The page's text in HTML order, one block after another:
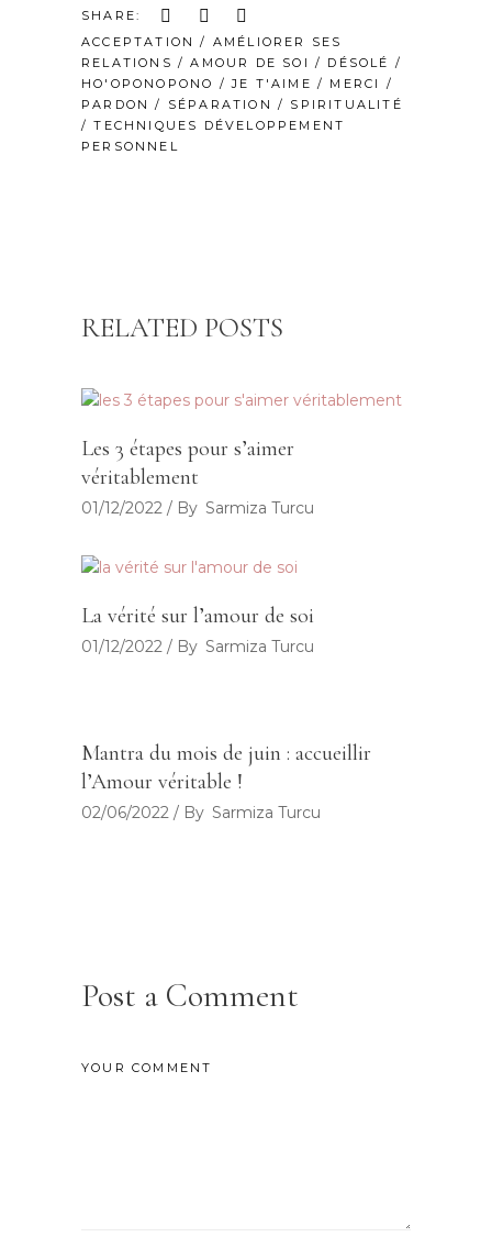
SHARE:
ACCEPTATION / AMÉLIORER SES
RELATIONS /AMOUR DE SOI / DÉSOLÉ /
HO'OPONOPONO /JE T'AIME / MERCI
/
PARDON / SÉPARATION / SPIRITUALITÉ
/TECHNIQUES DÉVELOPPEMENT
PERSONNEL
RELATED POSTS
Les 3 étapes pour s’aimer
véritablement
01/12/2022 By Sarmiza Turcu
La vérité sur l’amour de soi
01/12/2022 By Sarmiza Turcu
Mantra du mois de juin : accueillir
l’Amour véritable !
02/06/2022 By Sarmiza Turcu
Post a Comment